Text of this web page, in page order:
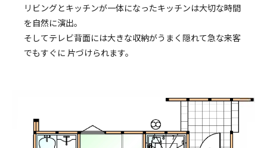
リビングとキッチンが一体になったキッチンは大切な時間
を自然に演出。
そしてテレビ背面には大きな収納がうまく隠れて急な来客
でもすぐに 片づけられます。